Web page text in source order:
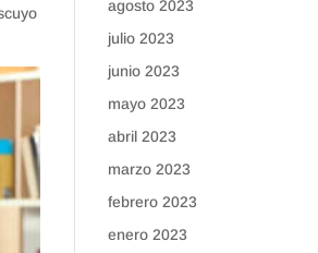
agosto 2023
julio 2023
junio 2023
mayo 2023
abril 2023
marzo 2023
febrero 2023
enero 2023